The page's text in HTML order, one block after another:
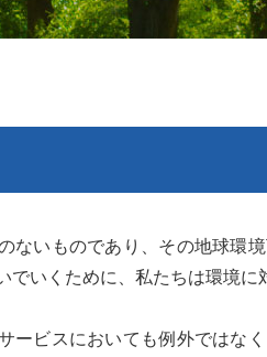
ないものであり、その地球環
でいくために、私たちは環境に
ービスにおいても例外ではな